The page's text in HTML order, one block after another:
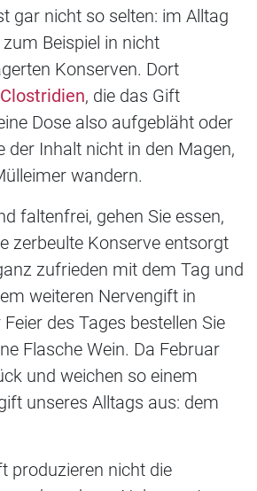
gar nicht so selten: im Alltag
Beispiel in nicht
Konserven. Dort
, die das Gift
Dose also aufgebläht oder
der Inhalt nicht in den Magen,
wandern.
faltenfrei, gehen Sie essen,
zerbeulte Konserve entsorgt
zufrieden mit dem Tag und
weiteren Nervengift in
des Tages bestellen Sie
Flasche Wein. Da Februar
und weichen so einem
unseres Alltags aus: dem
produzieren nicht die